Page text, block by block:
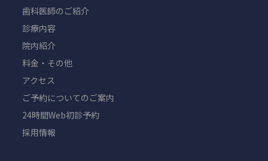
歯科医師のご紹介
診療内容
院内紹介
料金・その他
アクセス
ご予約についてのご案内
24時間Web初診予約
採用情報